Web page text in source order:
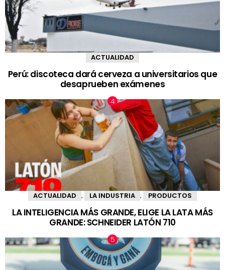
ACTUALIDAD
Perú: discoteca dará cerveza a universitarios que
desaprueben exámenes
ACTUALIDAD , LA INDUSTRIA , PRODUCTOS
LA INTELIGENCIA MÁS GRANDE, ELIGE LA LATA MÁS
GRANDE: SCHNEIDER LATÓN 710